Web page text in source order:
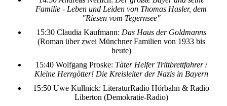
Familie - Leben und Leiden von Thomas Hasler, dem
"Riesen vom Tegernsee"
15:30 Claudia Kaufmann: Das Haus der Goldmanns
(Roman über zwei Münchner Familien von 1933 bis
heute)
15:40 Wolfgang Proske: Täter Helfer Trittbrettfahrer/
Kleine Herrgötter! Die Kreisleiter der Nazis in Bayern
15:50 Uwe Kullnick: LiteraturRadio Hörbahn & Radio
Liberton (Demokratie-Radio)